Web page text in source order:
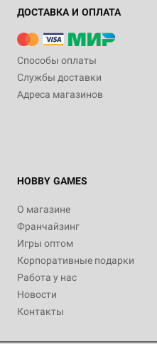
ДОСТАВКА И ОПЛАТА
Способы оплаты
Службы доставки
Адреса магазинов
HOBBY GAMES
О магазине
Франчайзинг
Игры оптом
Корпоративные подарки
Работа у нас
Новости
Контакты